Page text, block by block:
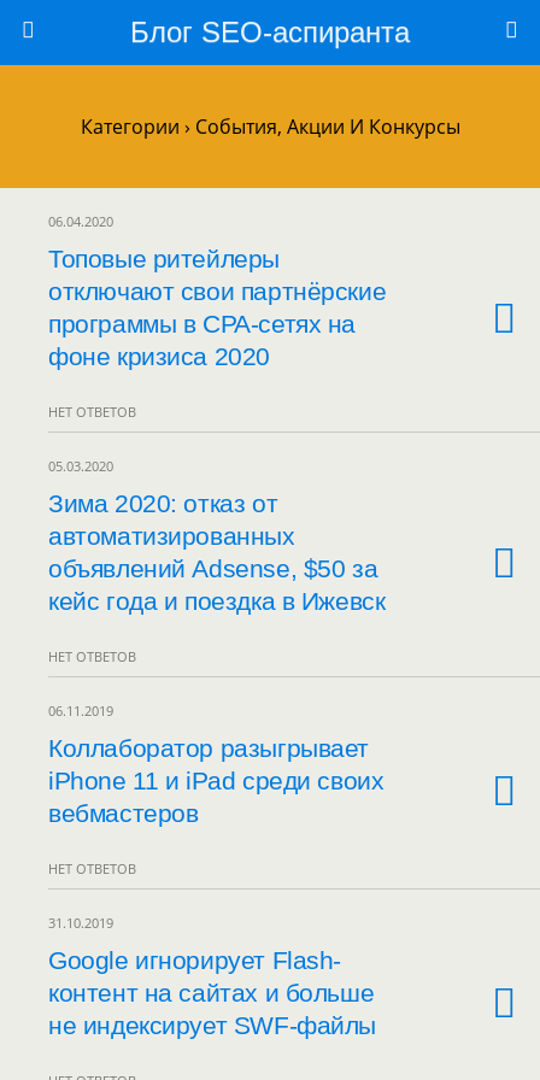
Блог SEO-аспиранта
Категории › События, Акции И Конкурсы
06.04.2020
Топовые ритейлеры
отключают свои партнёрские
программы в CPA-сетях на
фоне кризиса 2020
НЕТ ОТВЕТОВ
05.03.2020
Зима 2020: отказ от
автоматизированных
объявлений Adsense, $50 за
кейс года и поездка в Ижевск
НЕТ ОТВЕТОВ
06.11.2019
Коллаборатор разыгрывает
iPhone 11 и iPad среди своих
вебмастеров
НЕТ ОТВЕТОВ
31.10.2019
Google игнорирует Flash-
контент на сайтах и больше
не индексирует SWF-файлы